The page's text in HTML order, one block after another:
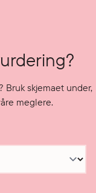
skjemaet under,
meglere.